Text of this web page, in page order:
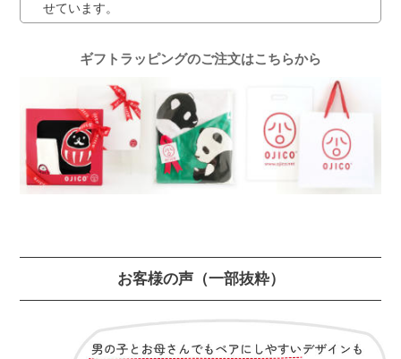
せています。
ギフトラッピングのご注文はこちらから
お客様の声（一部抜粋）